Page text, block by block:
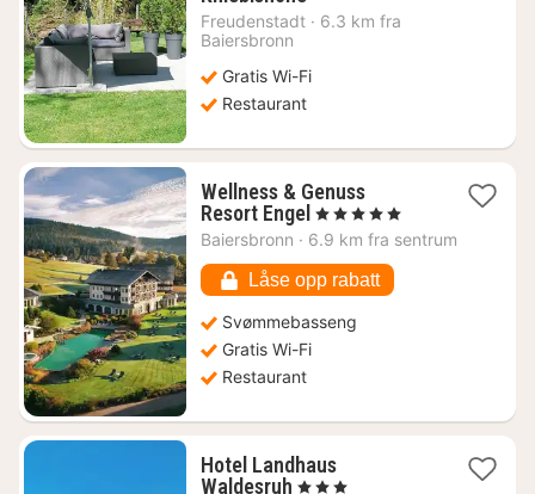
natt
kr.
Freudenstadt · 6.3 km fra
Baiersbronn
Gratis Wi-Fi
Restaurant
Wellness & Genuss
Resort Engel 1
natt
4075
kr.
, 5 Stjerner
Baiersbronn · 6.9 km fra sentrum
Låse opp rabatt
Svømmebasseng
Gratis Wi-Fi
Restaurant
Hotel Landhaus
Waldesruh 1
, 3 Stjerner